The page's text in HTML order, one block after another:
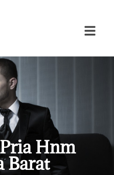
Pria Hnm
Barat